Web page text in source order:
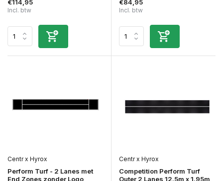
€114,95
Incl. btw
€84,95
Incl. btw
Centr x Hyrox
Perform Turf - 2 Lanes met
End Zones zonder Logo
Centr x Hyrox
Competition Perform Turf
Outer 2 Lanes 12.5m x 1.95m